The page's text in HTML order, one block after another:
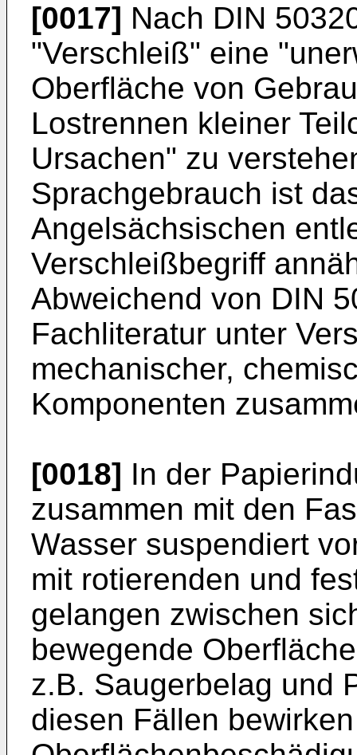
[0017] Nach DIN
"Verschleiß" eine
Oberfläche von
Lostrennen kleiner
Ursachen" zu
Sprachgebrauch ist
Angelsächsischen
Verschleißbegriff
Abweichend von DIN
Fachliteratur unter
mechanischer,
Komponenten
[0018] In der
zusammen mit den
Wasser suspendiert
mit rotierenden und
gelangen zwischen
bewegende
z.B. Saugerbelag und
diesen Fällen